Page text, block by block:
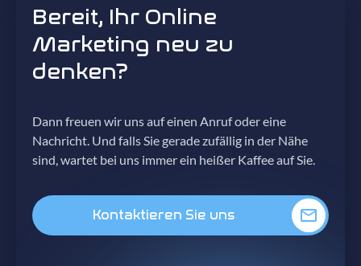
Bereit, Ihr Online
Marketing neu zu
denken?
Dann freuen wir uns auf einen Anruf oder eine
Nachricht. Und falls Sie gerade zufällig in der Nähe
sind, wartet bei uns immer ein heißer Kaffee auf Sie.
Kontaktieren Sie uns